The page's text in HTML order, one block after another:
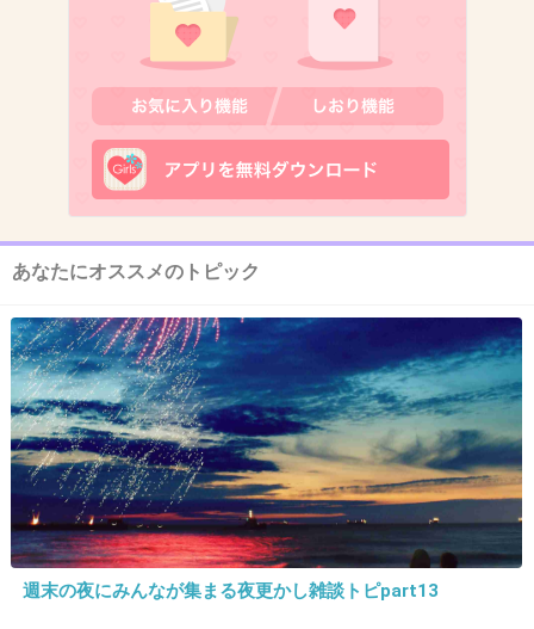
+97
2026/07/07(火) 21:11:31
追いかけてる時が楽しくて好きだから同じ温度
で好かれるとちょっと戸惑う。
13. 匿名2026/07/07(火) 21:11:40
>>1
性的な目が気持ち悪いとか？
1件の返信
+56 -0
あなたにオススメのトピック
週末の夜にみんなが集まる夜更かし雑談トピpart13